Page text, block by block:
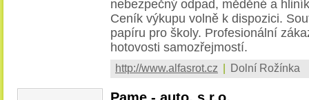
nebezpečný odpad, měděné a
Ceník výkupu volně k dispozici.
papíru pro školy. Profesionální
hotovosti samozřejmostí.
http://www.alfasrot.cz | Dolní Rožínka